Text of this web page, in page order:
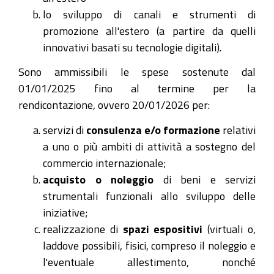
lo sviluppo di canali e strumenti di
promozione all'estero (a partire da quelli
innovativi basati su tecnologie digitali).
Sono ammissibili le spese sostenute dal
01/01/2025 fino al termine per la
rendicontazione, ovvero 20/01/2026 per:
servizi di consulenza e/o formazione relativi
a uno o più ambiti di attività a sostegno del
commercio internazionale;
acquisto o noleggio di beni e servizi
strumentali funzionali allo sviluppo delle
iniziative;
realizzazione di spazi espositivi (virtuali o,
laddove possibili, fisici, compreso il noleggio e
l'eventuale allestimento, nonché